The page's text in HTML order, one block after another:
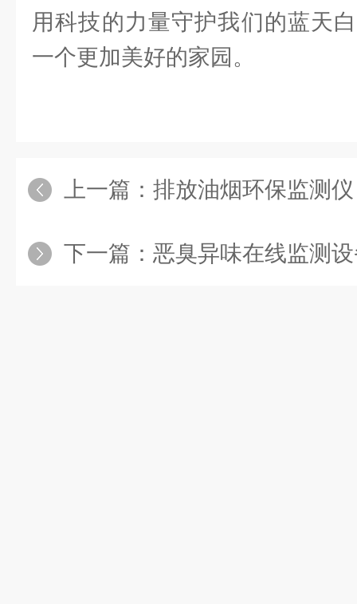
用科技的力量守护我们的蓝天
一个更加美好的家园。
上一篇： 排放油烟环保监测仪
下一篇： 恶臭异味在线监测